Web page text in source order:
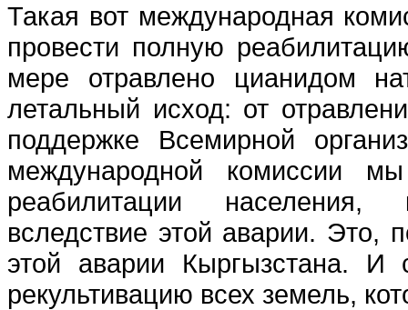
Такая вот международная
провести полную
мере отравлено цианидом
летальный исход: от
поддержке Всемирной
международной комиссии
реабилитации населения,
вследствие этой аварии. Это,
этой аварии Кыргызстана. И
рекультивацию всех земель,